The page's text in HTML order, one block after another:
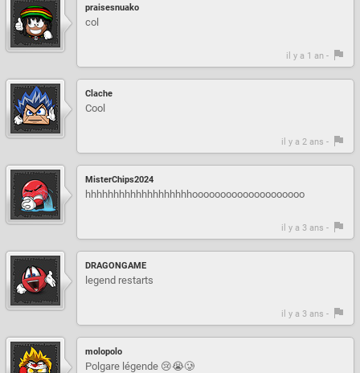
praisesnuako
col
il y a 1 an -
Clache
Cool
il y a 2 ans -
MisterChips2024
hhhhhhhhhhhhhhhhhhhoooooooooooooooooooo
il y a 3 ans -
DRAGONGAME
legend restarts
il y a 3 ans -
molopolo
Polgare légende 😢😭🥲